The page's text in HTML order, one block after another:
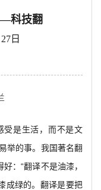
科技翻
日
受是生活，而不是文
举的事。我国著名翻
：“翻译不是油漆，
成绿的。翻译是要把